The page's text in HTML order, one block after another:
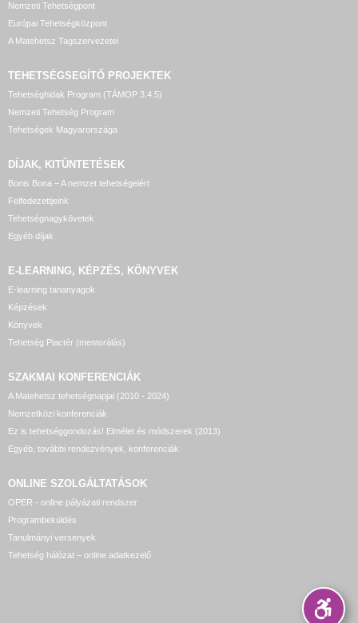
Nemzeti Tehetségpont
Európai Tehetségközpont
A Matehetsz Tagszervezetei
TEHETSÉGSEGÍTŐ PROJEKTEK
Tehetséghidak Program (TÁMOP 3.4.5)
Nemzeti Tehetség Program
Tehetségek Magyarországa
DÍJAK, KITÜNTETÉSEK
Bonis Bona – A nemzet tehetségeiért
Felfedezettjeink
Tehetségnagykövetek
Egyéb díjak
E-LEARNING, KÉPZÉS, KÖNYVEK
E-learning tananyagok
Képzések
Könyvek
Tehetség Piactér (mentorálás)
SZAKMAI KONFERENCIÁK
A Matehetsz tehetségnapjai (2010 - 2024)
Nemzetközi konferenciák
Ez is tehetséggondozás! Elmélet és módszerek (2013)
Egyéb, további rendezvények, konferenciák
ONLINE SZOLGÁLTATÁSOK
OPER - online pályázati rendszer
Programbeküldés
Tanulmányi versenyek
Tehetség hálózat – online adatkezelő